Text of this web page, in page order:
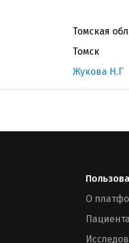
Томская
Томск
Жукова Н.Г
О